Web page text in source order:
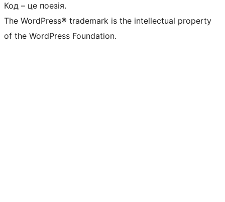
Код – це поезія.
The WordPress® trademark is the intellectual property
of the WordPress Foundation.